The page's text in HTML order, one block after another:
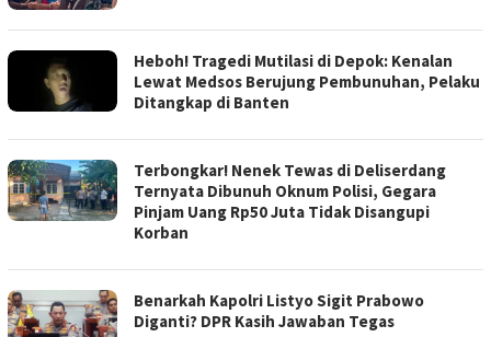
Heboh! Tragedi Mutilasi di Depok: Kenalan
Lewat Medsos Berujung Pembunuhan, Pelaku
Ditangkap di Banten
Terbongkar! Nenek Tewas di Deliserdang
Ternyata Dibunuh Oknum Polisi, Gegara
Pinjam Uang Rp50 Juta Tidak Disangupi
Korban
Benarkah Kapolri Listyo Sigit Prabowo
Diganti? DPR Kasih Jawaban Tegas